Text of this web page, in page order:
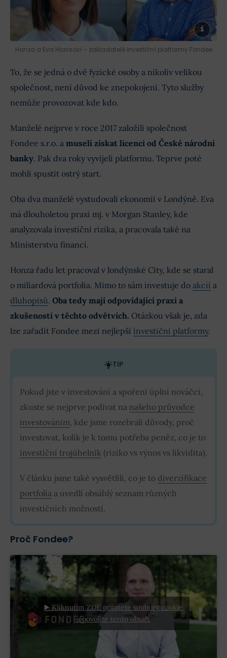
Honza a Eva Hlavsovi – zakladatelé investiční platformy Fondee
To, že se jedná o dvě fyzické osoby a nikoliv velikou
společnost, není důvod ke znepokojení. Tyto služby
nemůže provozovat kde kdo.
Manželé nejprve v roce 2017 založili společnost
Fondee s.r.o. a museli získat licenci od České národní
banky. Pak dva roky vyvíjeli platformu. Teprve poté
mohli spustit ostrý start.
Oba dva manželé vystudovali ekonomii v Londýně. Eva
má dlouholetou praxi mj. v Morgan Stanley, kde
analyzovala investiční rizika, a pracovala také na
Ministerstvu financí.
Honza řadu let pracoval v londýnské City, kde se staral
o miliardová portfolia. Mimo to sám investuje do akcií a
dluhopisů. Oba tedy mají odpovídající praxi a
zkušenosti v těchto odvětvích. Otázkou však je, zda
lze zařadit Fondee mezi nejlepší investiční platformy.
TIP
Pokud jste v investování a spoření úplní nováčci,
zkuste se nejprve podívat na našeho průvodce
investováním, kde jsme rozebrali důvody, proč
investovat, kolik je k tomu potřeba peněz, co je to
investiční trojúhelník (riziko vs výnos vs likvidita).
V článku jsme také vysvětlili, co je to diverzifikace
portfolia a uvedli obsáhlý seznam různých
investičních možností.
Proč Fondee?
▶️ Kliknutím ZDE přijmete soubory cookie
a povolíte tento obsah.